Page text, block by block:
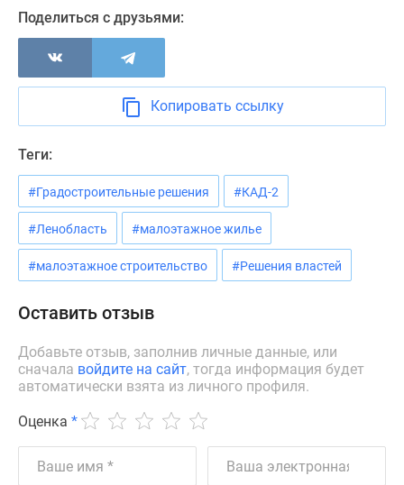
новостроек
комнатные
Субсидированная
Мнение
Студии
Ипотечный
калькулятор
Новости
недвижимости
Новостройки
области
ипотека
Квартиры
скидками
Поделиться с друзьями:
Копировать ссылку
Теги:
#Градостроительные решения #КАД-2
#Ленобласть #малоэтажное жилье
#малоэтажное строительство #Решения властей
Оставить отзыв
Добавьте отзыв, заполнив личные данные, или
сначала войдите на сайт, тогда информация будет
автоматически взята из личного профиля.
Оценка *